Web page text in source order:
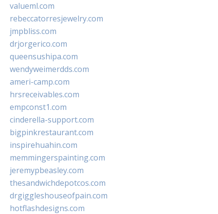
valueml.com
rebeccatorresjewelry.com
jmpbliss.com
drjorgerico.com
queensushipa.com
wendyweimerdds.com
ameri-camp.com
hrsreceivables.com
empconst1.com
cinderella-support.com
bigpinkrestaurant.com
inspirehuahin.com
memmingerspainting.com
jeremypbeasley.com
thesandwichdepotcos.com
drgiggleshouseofpain.com
hotflashdesigns.com